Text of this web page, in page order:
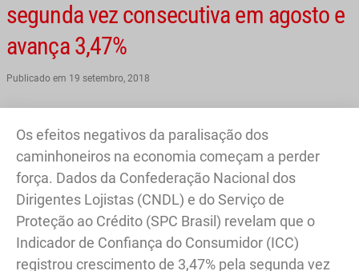
segunda vez consecutiva em agosto e
avança 3,47%
Publicado em 19 setembro, 2018
Os efeitos negativos da paralisação dos
caminhoneiros na economia começam a perder
força. Dados da Confederação Nacional dos
Dirigentes Lojistas (CNDL) e do Serviço de
Proteção ao Crédito (SPC Brasil) revelam que o
Indicador de Confiança do Consumidor (ICC)
registrou crescimento de 3,47% pela segunda vez